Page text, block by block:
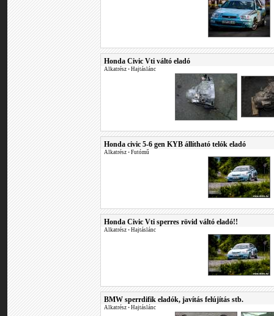
Honda Civic Vti váltó eladó
Alkatrész • Hajtáslánc
Honda civic 5-6 gen KYB állítható telók eladó
Alkatrész • Futómű
Honda Civic Vti sperres rövid váltó eladó!!
Alkatrész • Hajtáslánc
BMW sperrdifik eladók, javítás felújítás stb.
Alkatrész • Hajtáslánc